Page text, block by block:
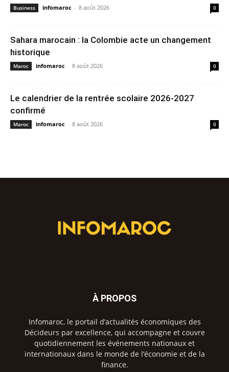
Business infomaroc - 8 août 2026 0
Sahara marocain : la Colombie acte un changement
historique
Maroc infomaroc - 8 août 2026 0
Le calendrier de la rentrée scolaire 2026-2027
confirmé
Maroc infomaroc - 8 août 2026 0
À PROPOS
Infomaroc, le portail d’actualités économiques des
Décideurs par excellence, qui accompagne et couvre
quotidiennement les événements nationaux et
internationaux dans le monde de l’économie et de la
finance.